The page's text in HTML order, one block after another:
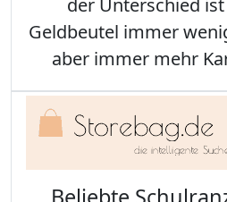
der Unterschied
Geldbeutel immer
aber immer mehr